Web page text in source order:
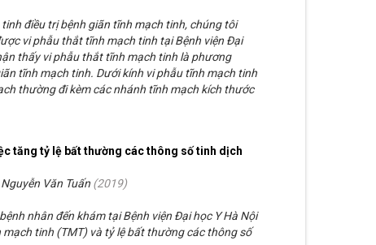
điều trị bệnh giãn tĩnh mạch tinh, chúng tôi
vi phẫu thắt tĩnh mạch tinh tại Bệnh viện Đại
thấy vi phẫu thắt tĩnh mạch tinh là phương
tĩnh mạch tinh. Dưới kính vi phẫu tĩnh mạch tinh
thường đi kèm các nhánh tĩnh mạch kích thước
tăng tỷ lệ bất thường các thông số tinh dịch
Văn Tuấn (2019)
nhân đến khám tại Bệnh viện Đại học Y Hà Nội
tinh (TMT) và tỷ lệ bất thường các thông số